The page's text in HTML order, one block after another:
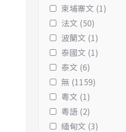
柬埔寨文 (1)
法文 (50)
波蘭文 (1)
泰國文 (1)
泰文 (6)
無 (1159)
粵文 (1)
粵語 (2)
緬甸文 (3)